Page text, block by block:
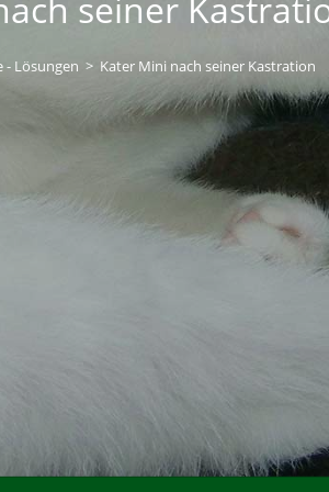
- Lösungen > Kater Mini nach seiner Kastration